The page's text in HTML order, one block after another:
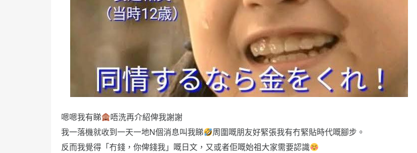
嗯嗯我有睇
唔洗再介紹俾我謝謝
我一落機就收到一天一地N個消息叫我睇
周圍嘅朋友好緊張我有冇緊貼時代嘅腳步。
反而我覺得「冇錢，你俾錢我」嘅日文，又或者佢嘅始祖大家需要認識